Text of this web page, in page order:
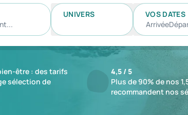
UNIVERS
VOS DATES
Arrivée
être : des tarifs
sélection de
4,5 / 5
Plus de 90% de nos
recommandent nos